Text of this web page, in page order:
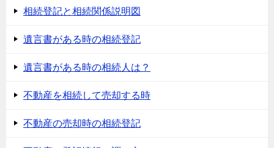
相続登記と相続関係説明図
遺言書がある時の相続登記
遺言書がある時の相続人は？
不動産を相続して売却する時
不動産の売却時の相続登記